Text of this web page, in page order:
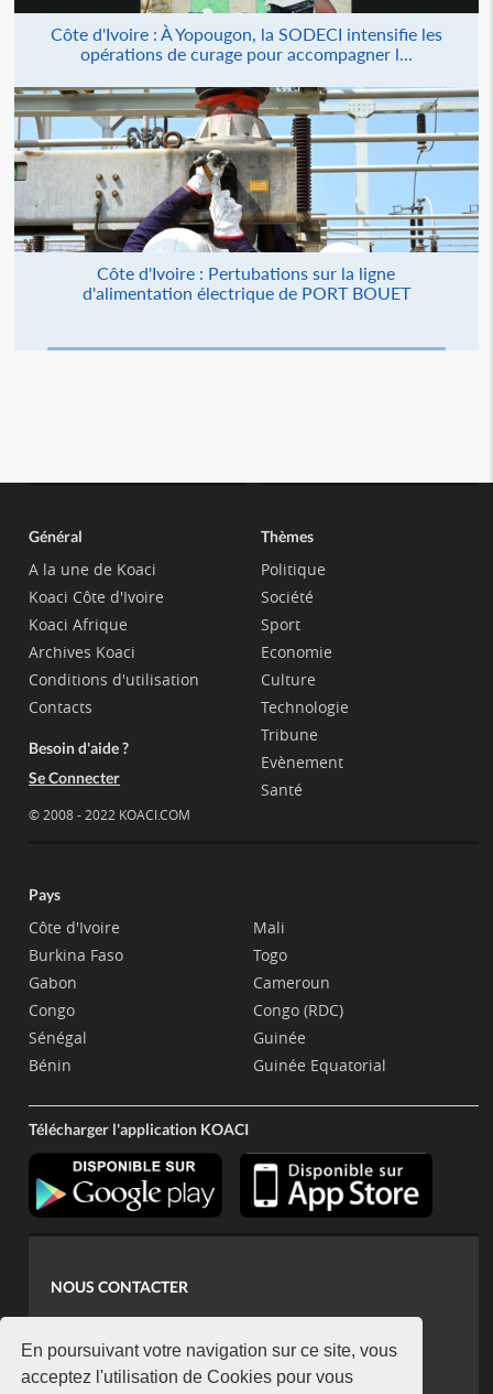
En poursuivant votre navigation sur ce site, vous
acceptez l'utilisation de Cookies pour vous
Côte d'Ivoire : À Yopougon, la SODECI intensifie les
opérations de curage pour accompagner l...
Côte d'Ivoire : Pertubations sur la ligne
d'alimentation électrique de PORT BOUET
Général
A la une de Koaci
Koaci Côte d'Ivoire
Koaci Afrique
Archives Koaci
Conditions d'utilisation
Contacts
Besoin d'aide ?
Se Connecter
© 2008 - 2022 KOACI.COM
Thèmes
Politique
Société
Sport
Economie
Culture
Technologie
Tribune
Evènement
Santé
Pays
Côte d'Ivoire
Burkina Faso
Gabon
Congo
Sénégal
Bénin
Mali
Togo
Cameroun
Congo (RDC)
Guinée
Guinée Equatorial
Télécharger l'application KOACI
NOUS CONTACTER
koaci@yahoo.fr
+225 07 08 85 52 93